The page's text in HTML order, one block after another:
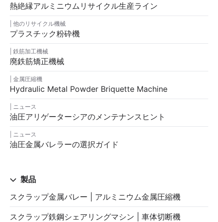
熱絶縁アルミニウムリサイクル生産ライン
他のリサイクル機械
プラスチック粉砕機
鉄筋加工機械
廃鉄筋矯正機械
金属圧縮機
Hydraulic Metal Powder Briquette Machine
ニュース
油圧アリゲーターシアのメンテナンスヒント
ニュース
油圧金属バレラーの選択ガイド
製品
スクラップ金属バレー | アルミニウム金属圧縮機
スクラップ鉄鋼シェアリングマシン | 車体切断機